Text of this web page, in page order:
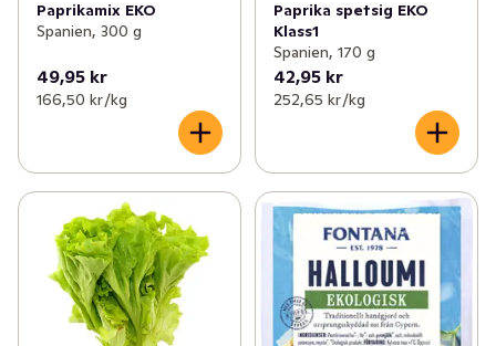
Paprikamix EKO
Spanien, 300 g
49,95 kr
166,50 kr /kg
Paprika spetsig EKO
Klass1
Spanien, 170 g
42,95 kr
252,65 kr /kg